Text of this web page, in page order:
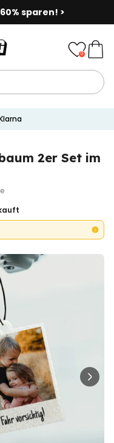
sparen! >
mal gekauft
vorne
0
2er Set im